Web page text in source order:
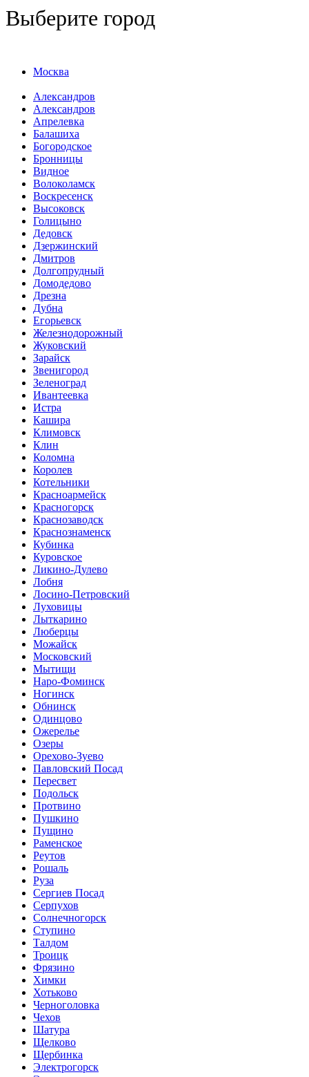
Выберите город
Москва
Александров
Александров
Апрелевка
Балашиха
Богородское
Бронницы
Видное
Волоколамск
Воскресенск
Высоковск
Голицыно
Дедовск
Дзержинский
Дмитров
Долгопрудный
Домодедово
Дрезна
Дубна
Егорьевск
Железнодорожный
Жуковский
Зарайск
Звенигород
Зеленоград
Ивантеевка
Истра
Кашира
Климовск
Клин
Коломна
Королев
Котельники
Красноармейск
Красногорск
Краснозаводск
Краснознаменск
Кубинка
Куровское
Ликино-Дулево
Лобня
Лосино-Петровский
Луховицы
Лыткарино
Люберцы
Можайск
Московский
Мытищи
Наро-Фоминск
Ногинск
Обнинск
Одинцово
Ожерелье
Озеры
Орехово-Зуево
Павловский Посад
Пересвет
Подольск
Протвино
Пушкино
Пущино
Раменское
Реутов
Рошаль
Руза
Сергиев Посад
Серпухов
Солнечногорск
Ступино
Талдом
Троицк
Фрязино
Химки
Хотьково
Черноголовка
Чехов
Шатура
Щелково
Щербинка
Электрогорск